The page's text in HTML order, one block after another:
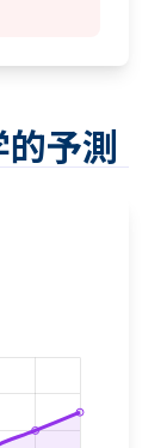
予測